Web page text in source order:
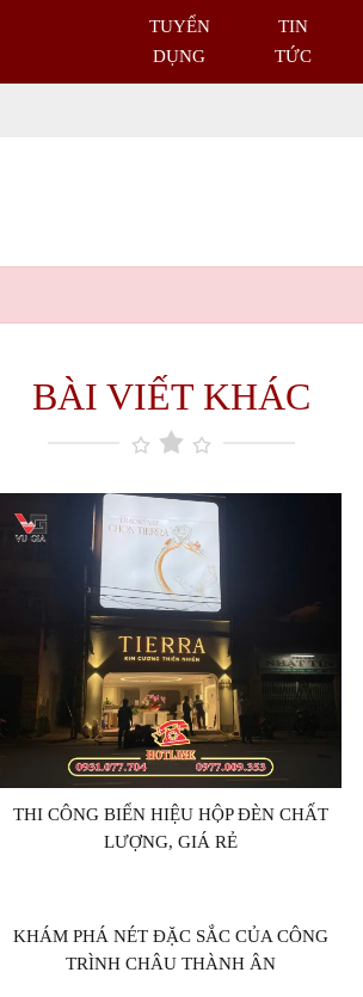
TUYỂN
DỤNG
TIN
TỨC
BÀI VIẾT KHÁC
THI CÔNG BIỂN HIỆU HỘP ĐÈN CHẤT
LƯỢNG, GIÁ RẺ
KHÁM PHÁ NÉT ĐẶC SẮC CỦA CÔNG
TRÌNH CHÂU THÀNH ÂN